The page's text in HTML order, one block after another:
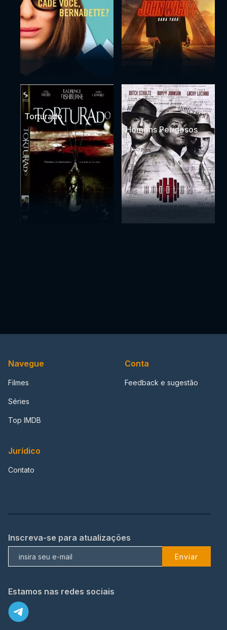
Torturado
Homens Perigosos
Navegue
Filmes
Séries
Top IMDB
Conta
Feedback e sugestão
Jurídico
Contato
Inscreva-se para atualizações
Enviar
Estamos nas redes sociais